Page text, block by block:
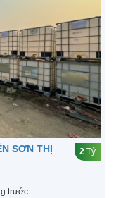
SƠN THỊ
2 Tỷ
trước